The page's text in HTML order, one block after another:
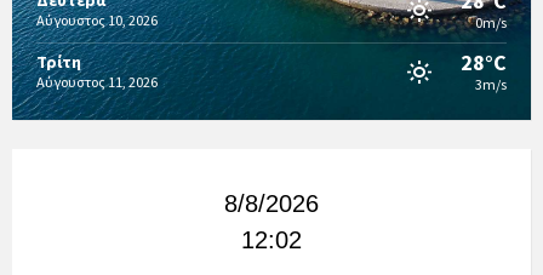
Αύγουστος 10, 2026 0m/s
Τρίτη
Αύγουστος 11, 2026
28°C
3m/s
8/8/2026
12:02